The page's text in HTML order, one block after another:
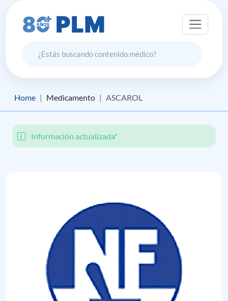
Home Medicamento ASCAROL
Información actualizada*